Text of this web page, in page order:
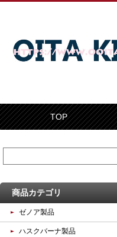
TOP
商品カテゴリ
ゼノア製品
ハスクバーナ製品